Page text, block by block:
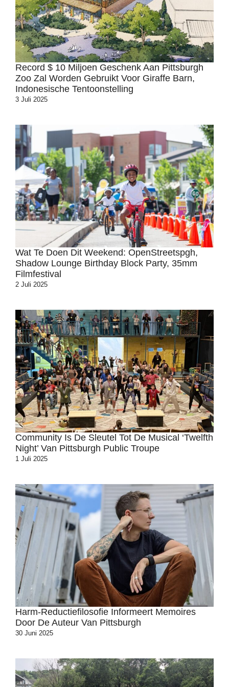
Record $ 10 Miljoen Geschenk Aan Pittsburgh
Zoo Zal Worden Gebruikt Voor Giraffe Barn,
Indonesische Tentoonstelling
3 Juli 2025
Wat Te Doen Dit Weekend: OpenStreetspgh,
Shadow Lounge Birthday Block Party, 35mm
Filmfestival
2 Juli 2025
Community Is De Sleutel Tot De Musical ‘Twelfth
Night’ Van Pittsburgh Public Troupe
1 Juli 2025
Harm-Reductiefilosofie Informeert Memoires
Door De Auteur Van Pittsburgh
30 Juni 2025